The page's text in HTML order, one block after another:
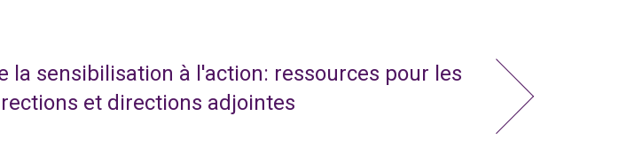
la sensibilisation à l'action: ressources pour les
et directions adjointes